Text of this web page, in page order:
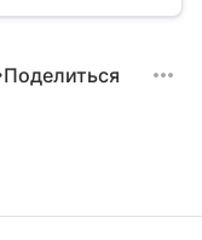
Поделиться